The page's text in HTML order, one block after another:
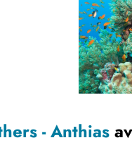
- Anthias